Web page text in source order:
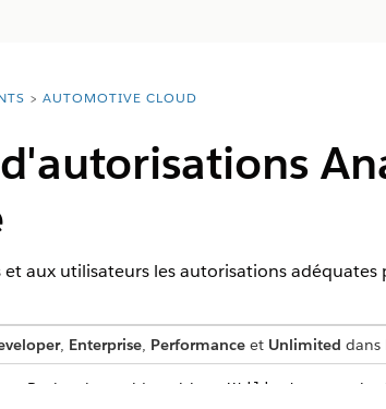
AUTOMOTIVE CLOUD
aux utilisateurs les autorisations
, Enterprise, Performanceet Unlimited dans
Recherche rapide, saisissez Utilisateurs , puis